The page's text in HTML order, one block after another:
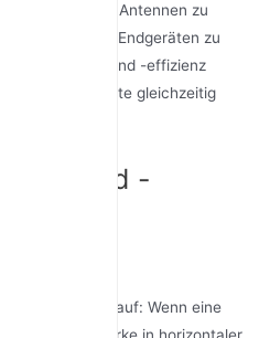
mehrere Antennen zu
mit mehreren Endgeräten zu
und -effizienz
mehrere Geräte gleichzeitig
und -
der
Effekt“ auf: Wenn eine